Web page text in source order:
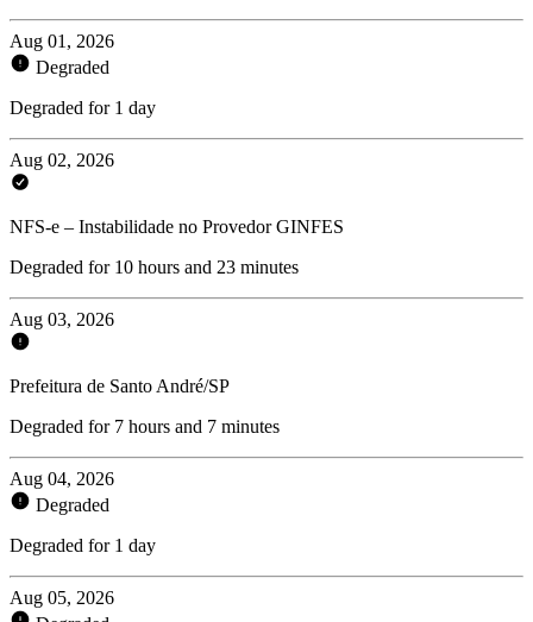
Aug 01, 2026
Degraded
Degraded for 1 day
Aug 02, 2026
NFS-e – Instabilidade no Provedor GINFES
Degraded for 10 hours and 23 minutes
Aug 03, 2026
Prefeitura de Santo André/SP
Degraded for 7 hours and 7 minutes
Aug 04, 2026
Degraded
Degraded for 1 day
Aug 05, 2026